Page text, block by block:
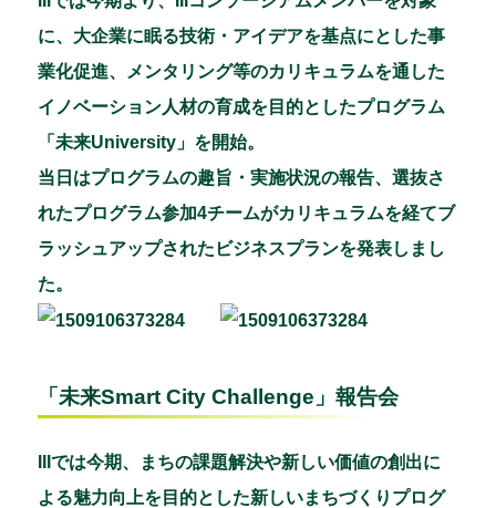
に、大企業に眠る技術・アイデアを基点にとした事
業化促進、メンタリング等のカリキュラムを通した
イノベーション人材の育成を目的としたプログラム
「未来University」を開始。
当日はプログラムの趣旨・実施状況の報告、選抜さ
れたプログラム参加4チームがカリキュラムを経てブ
ラッシュアップされたビジネスプランを発表しまし
た。
「未来Smart City Challenge」報告会
IIIでは今期、まちの課題解決や新しい価値の創出に
よる魅力向上を目的とした新しいまちづくりプログ